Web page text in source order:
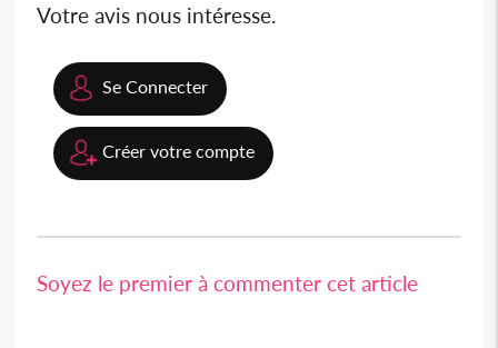
Votre avis nous intéresse.
Se Connecter
Créer votre compte
Soyez le premier à commenter cet article